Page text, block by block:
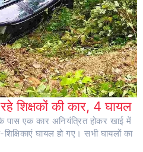
शिक्षकों की कार, 4 घायल
पास एक कार अनियंत्रित होकर खाई में
घायल हो गए। सभी घायलों का